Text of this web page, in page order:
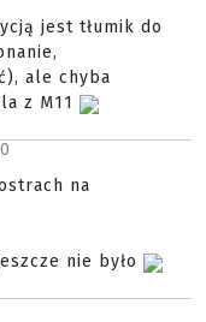
jest tłumik do
ale chyba
z M11
na
nie było